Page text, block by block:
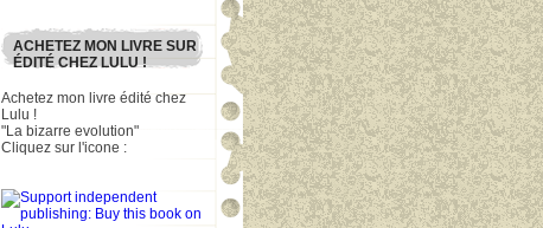
ACHETEZ MON LIVRE SUR
ÉDITÉ CHEZ LULU !
Achetez mon livre édité chez
Lulu !
"La bizarre evolution"
Cliquez sur l'icone :